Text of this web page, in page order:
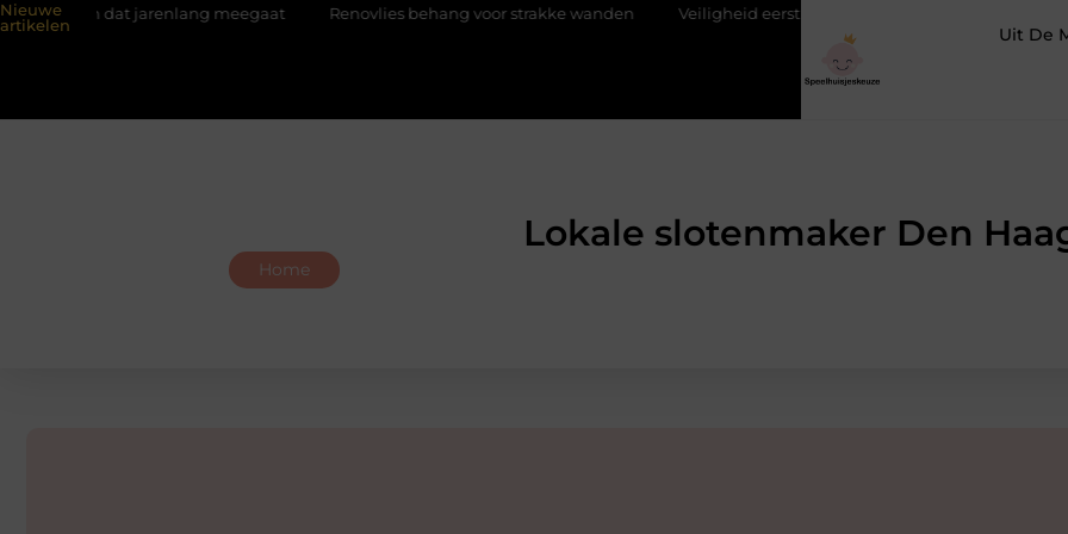
Nieuwe
artikelen
dat jarenlang meegaat Renovlies behang voor strakke wanden Veiligheid eerst met de juiste trampoline beschermrand
Uit De
Lokale slotenmaker Den
Home